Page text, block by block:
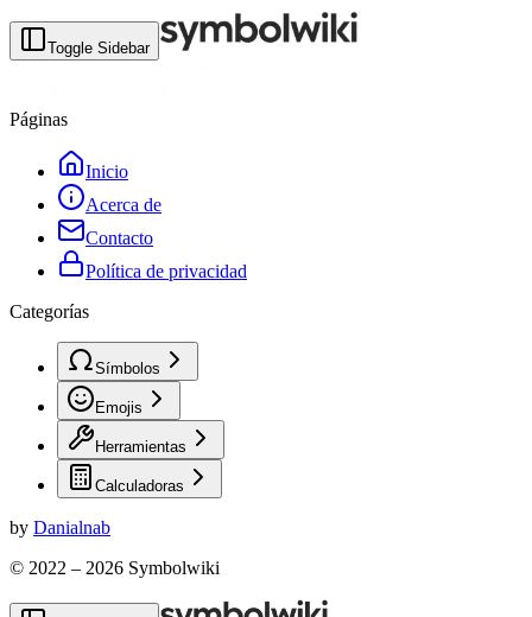
Toggle Sidebar
Páginas
Inicio
Acerca de
Contacto
Política de privacidad
Categorías
Símbolos
Emojis
Herramientas
Calculadoras
by Danialnab
© 2022 – 2026 Symbolwiki